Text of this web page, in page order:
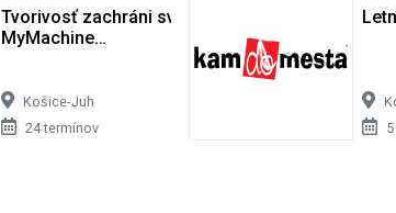
Tvorivosť zachráni svet - výstava
MyMachine…
Košice-Juh
24 termínov